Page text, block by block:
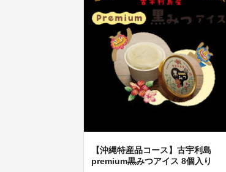
【沖縄特産品コース】古宇利島
premium黒みつアイス 8個入り